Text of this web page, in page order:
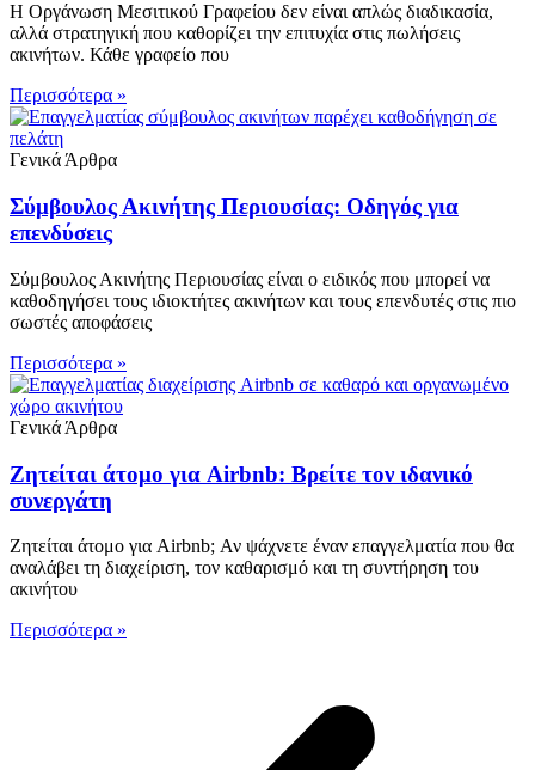
Η Οργάνωση Μεσιτικού Γραφείου δεν είναι απλώς διαδικασία,
αλλά στρατηγική που καθορίζει την επιτυχία στις πωλήσεις
ακινήτων. Κάθε γραφείο που
Περισσότερα »
Γενικά Άρθρα
Σύμβουλος Ακινήτης Περιουσίας: Οδηγός για
επενδύσεις
Σύμβουλος Ακινήτης Περιουσίας είναι ο ειδικός που μπορεί να
καθοδηγήσει τους ιδιοκτήτες ακινήτων και τους επενδυτές στις πιο
σωστές αποφάσεις
Περισσότερα »
Γενικά Άρθρα
Ζητείται άτομο για Airbnb: Βρείτε τον ιδανικό
συνεργάτη
Ζητείται άτομο για Airbnb; Αν ψάχνετε έναν επαγγελματία που θα
αναλάβει τη διαχείριση, τον καθαρισμό και τη συντήρηση του
ακινήτου
Περισσότερα »